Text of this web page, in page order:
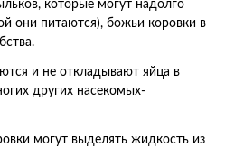
которые могут надолго
они питаются), божьи коровки в
и не откладывают яйца в
других насекомых-
могут выделять жидкость из